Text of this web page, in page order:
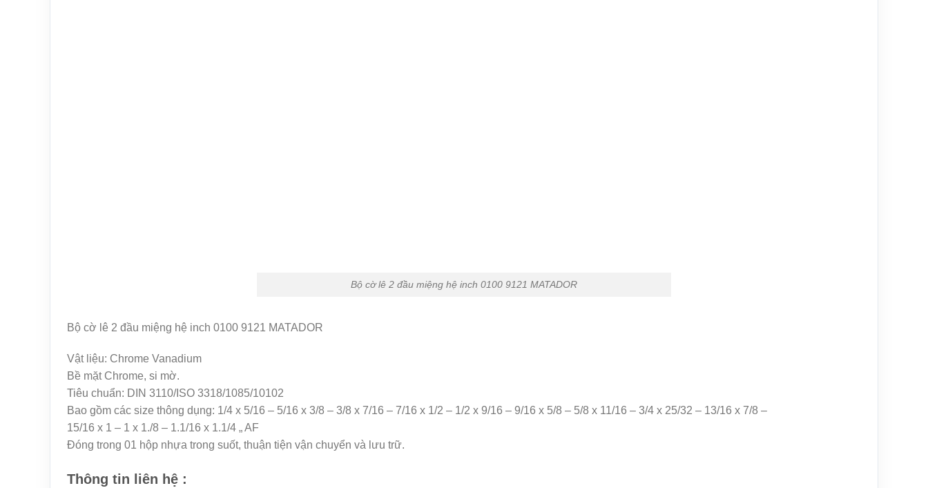
Bộ cờ lê 2 đầu miệng hệ inch 0100 9121 MATADOR
Bộ cờ lê 2 đầu miệng hệ inch 0100 9121 MATADOR
Vật liệu: Chrome Vanadium
Bề mặt Chrome, si mờ.
Tiêu chuẩn: DIN 3110/ISO 3318/1085/10102
Bao gồm các size thông dụng: 1/4 x 5/16 – 5/16 x 3/8 – 3/8 x 7/16 – 7/16 x 1/2 – 1/2 x 9/16 – 9/16 x 5/8 – 5/8 x 11/16 – 3/4 x 25/32 – 13/16 x 7/8 –
15/16 x 1 – 1 x 1./8 – 1.1/16 x 1.1/4 „ AF
Đóng trong 01 hộp nhựa trong suốt, thuận tiện vận chuyển và lưu trữ.
Thông tin liên hệ :